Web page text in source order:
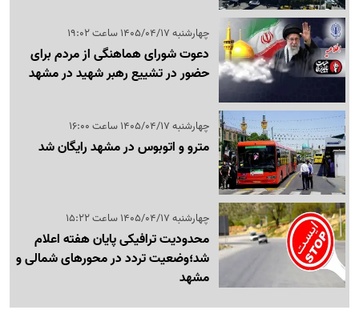
چهارشنبه 1405/04/17 ساعت 19:02
دعوت شورای هماهنگی از مردم برای
حضور در تشییع رهبر شهید در مشهد
چهارشنبه 1405/04/17 ساعت 16:00
مترو و اتوبوس در مشهد رایگان شد
چهارشنبه 1405/04/17 ساعت 15:22
محدودیت ترافیکی پایان هفته اعلام
شد؛وضعیت تردد در محورهای شمالی و
مشهد